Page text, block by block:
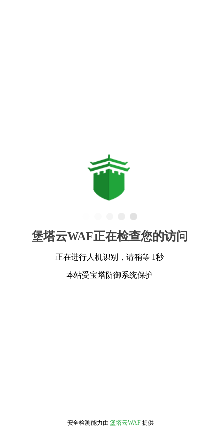
堡塔云WAF正在检查您的访问
正在进行人机识别，请稍等 1秒
本站受宝塔防御系统保护
安全检测能力由 堡塔云WAF 提供